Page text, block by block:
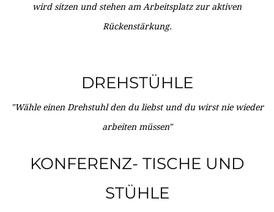
wird sitzen und stehen am Arbeitsplatz zur aktiven
Rückenstärkung.
DREHSTÜHLE
"Wähle einen Drehstuhl den du liebst und du wirst nie wieder
arbeiten müssen"
KONFERENZ- TISCHE UND
STÜHLE